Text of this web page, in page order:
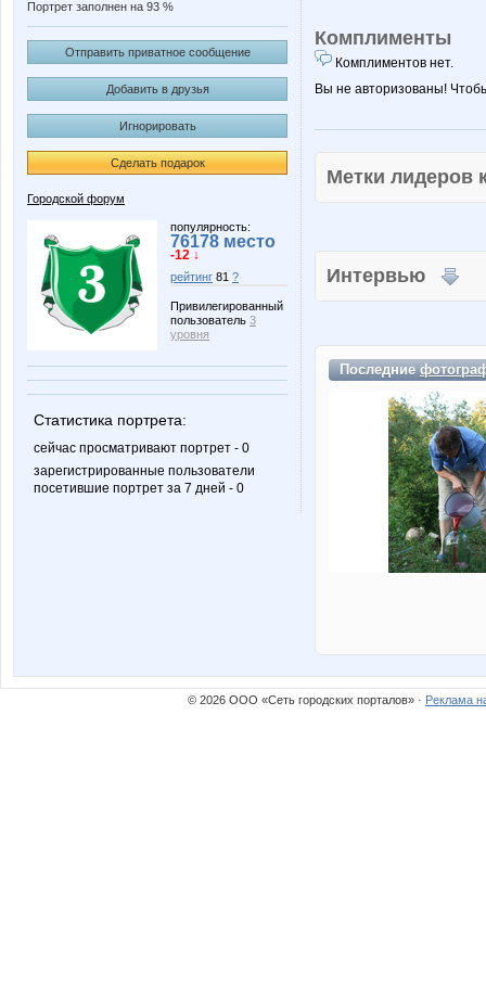
Портрет заполнен на 93 %
Отправить приватное сообщение
Добавить в друзья
Игнорировать
Сделать подарок
Городской форум
популярность:
76178 место
-12 ↓
рейтинг 81 ?
Привилегированный
пользователь 3
уровня
Статистика портрета:
сейчас просматривают портрет - 0
зарегистрированные пользователи
посетившие портрет за 7 дней - 0
Комплименты
Комплиментов нет.
Вы не авторизованы!
Метки
Интервью
Последние
© 2026 ООО «Сеть городских порталов» · Реклама